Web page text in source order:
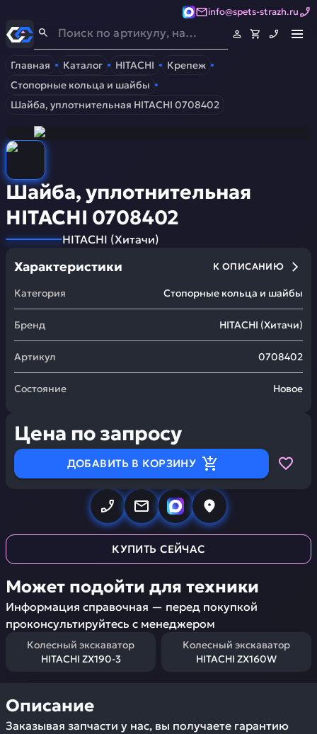
info@spets-strazh.ru
Спец-Страж- Запчасти для спецтехники
Главная Каталог HITACHI
Крепеж
Стопорные кольца и шайбы
Шайба, уплотнительная HITACHI 0708402
Шайба, уплотнительная
HITACHI 0708402
HITACHI (Хитачи)
Характеристики К ОПИСАНИЮ
Категория Стопорные кольца и шайбы
Бренд HITACHI (Хитачи)
Артикул 0708402
Состояние Новое
Цена по запросу
ДОБАВИТЬ В КОРЗИНУ
КУПИТЬ СЕЙЧАС
Может подойти для техники
Информация справочная — перед покупкой
проконсультируйтесь с менеджером
Колесный экскаватор
HITACHI ZX190-3
Колесный экскаватор
HITACHI ZX160W
Описание
Заказывая запчасти у нас, вы получаете гарантию